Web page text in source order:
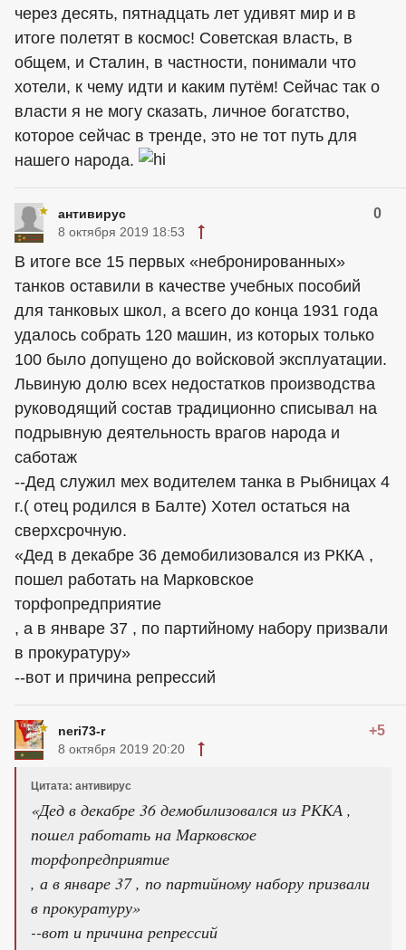
через десять, пятнадцать лет удивят мир и в
итоге полетят в космос! Советская власть, в
общем, и Сталин, в частности, понимали что
хотели, к чему идти и каким путём! Сейчас так о
власти я не могу сказать, личное богатство,
которое сейчас в тренде, это не тот путь для
нашего народа.
антивирус 0
8 октября 2019 18:53
В итоге все 15 первых «небронированных»
танков оставили в качестве учебных пособий
для танковых школ, а всего до конца 1931 года
удалось собрать 120 машин, из которых только
100 было допущено до войсковой эксплуатации.
Львиную долю всех недостатков производства
руководящий состав традиционно списывал на
подрывную деятельность врагов народа и
саботаж
--Дед служил мех водителем танка в Рыбницах 4
г.( отец родился в Балте) Хотел остаться на
сверхсрочную.
«Дед в декабре 36 демобилизовался из РККА ,
пошел работать на Марковское
торфопредприятие
, а в январе 37 , по партийному набору призвали
в прокуратуру»
--вот и причина репрессий
neri73-r +5
8 октября 2019 20:20
Цитата: антивирус
«Дед в декабре 36 демобилизовался из РККА ,
пошел работать на Марковское
торфопредприятие
, а в январе 37 , по партийному набору призвали
в прокуратуру»
--вот и причина репрессий